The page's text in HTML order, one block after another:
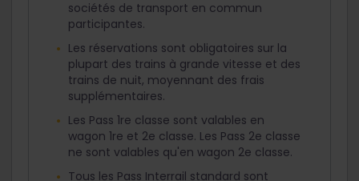
sociétés de transport en commun
participantes.
Les réservations sont obligatoires sur la
plupart des trains à grande vitesse et des
trains de nuit, moyennant des frais
supplémentaires.
Les Pass 1re classe sont valables en
wagon 1re et 2e classe. Les Pass 2e classe
ne sont valables qu'en wagon 2e classe.
Tous les Pass Interrail standard sont